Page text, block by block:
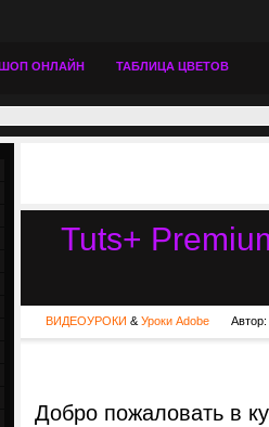
ОНЛАЙН ТАБЛИЦА ЦВЕТОВ
Tuts+
ВИДЕОУРОКИ & Уроки Adobe Автор:
Добро пожаловать в